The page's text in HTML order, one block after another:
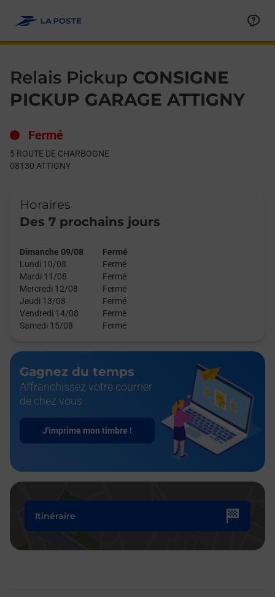
Relais Pickup CONSIGNE
PICKUP GARAGE ATTIGNY
Fermé
5 ROUTE DE CHARBOGNE
08130 ATTIGNY
Horaires
Des 7 prochains jours
Dimanche 09/08
Fermé
Lundi 10/08
Fermé
Mardi 11/08
Fermé
Mercredi 12/08
Fermé
Jeudi 13/08
Fermé
Vendredi 14/08
Fermé
Samedi 15/08
Fermé
Gagnez du temps
Affranchissez votre courrier
de chez vous
J'imprime mon timbre !
Itinéraire